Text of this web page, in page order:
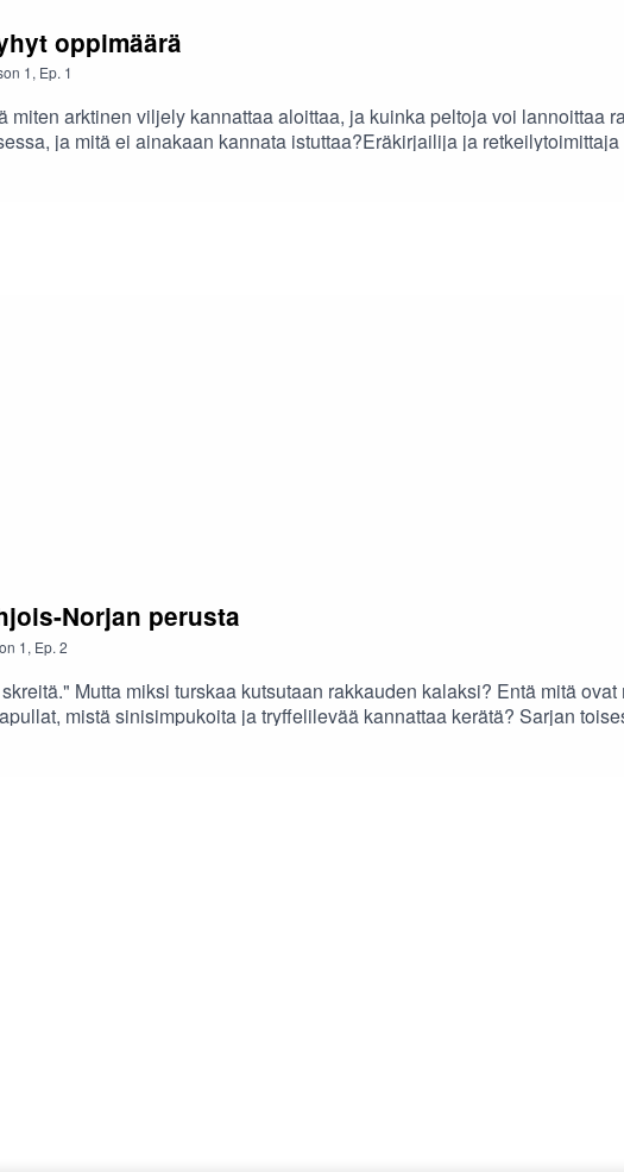
oppimäärä
1, Ep. 1
miten arktinen viljely kannattaa aloittaa, ja kuinka peltoja voi lannoittaa
ja mitä ei ainakaan kannata istuttaa?Eräkirjailija ja
Pietikäistä, pitkän linjan ammattikalastajaa, joka jakaa arvokkaat
viljelyspalstaa, voit aloittaa ikkunaomavaraisuuden myös
Norjan perusta
1, Ep. 2
Mutta miksi turskaa kutsutaan rakkauden kalaksi? Entä mitä
mistä sinisimpukoita ja tryffelilevää kannattaa kerätä? Sarjan
perinneresepteistä, miten kaloja kannattaa käsitellä ja valmistaa
ilman kalaa.Seuraa Monnin omavaraiselämää Instagramissa.